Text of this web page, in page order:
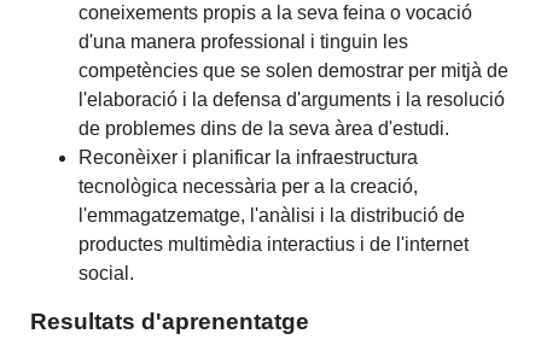
coneixements propis a la seva feina o vocació
d'una manera professional i tinguin les
competències que se solen demostrar per mitjà de
l'elaboració i la defensa d'arguments i la resolució
de problemes dins de la seva àrea d'estudi.
Reconèixer i planificar la infraestructura
tecnològica necessària per a la creació,
l'emmagatzematge, l'anàlisi i la distribució de
productes multimèdia interactius i de l'internet
social.
Resultats d'aprenentatge